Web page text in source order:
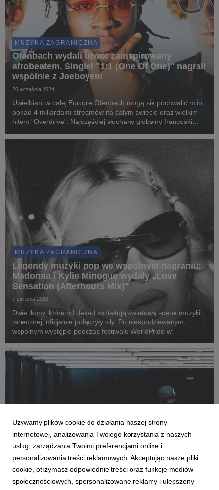
MUZYKA ZAGRANICZNA
Ofenbach wydali utwór zainspirowany
afrobeatem. Singiel "1:1 (One Of One)" nagrali
wspólnie z Joeboyem
20 września 2024
Uwielbiani w całej Europie Ofenbach mogą się pochwalić m.in.
ponad 4 miliardami streamów na całym świecie oraz wielkim
hitem "Overdrive". Najczęściej słuchany globalny francuski
Singiel "1:1 (One Of One)" powstał we ...
MUZYKA ZAGRANICZNA
Legendy muzyki pop we wspólnym nagraniu:
Madonna i Kylie Minogue wydały „Love
Sensation (Afterhours Mix)”
7 sierpnia 2026
Dwie ikony, które od dekad kształtują światową scenę muzyki
tanecznej, oficjalnie połączyły siły. Po niespodziewanym,
wspólnym występie podczas festiwalu WorldPride w
Sensation (Afterhours Mix)”.
MUZYKA ZAGRANICZNA
Nemzzz zapowiada nowy mixtape. W sieci
dostępny jest już singiel „Prince Of The
Używamy plików cookie do działania naszej strony
internetowej, analizowania Twojego korzystania z naszych
usług, zarządzania Twoimi preferencjami online i
personalizowania treści reklamowych. Akceptując nasze pliki
cookie, otrzymasz odpowiednie treści oraz funkcje mediów
społecznościowych, spersonalizowane reklamy i ulepszony